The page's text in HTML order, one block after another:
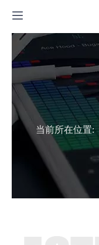
当前所在位置: